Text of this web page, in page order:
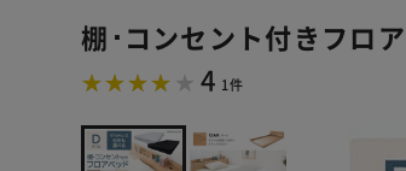
棚･コンセント付きフロ
4 1件